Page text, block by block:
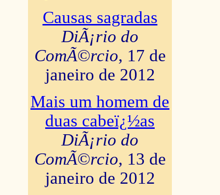
Causas sagradas
DiÃ¡rio do
ComÃ©rcio, 17 de
janeiro de 2012
Mais um homem de
duas cabeï¿½as
DiÃ¡rio do
ComÃ©rcio, 13 de
janeiro de 2012